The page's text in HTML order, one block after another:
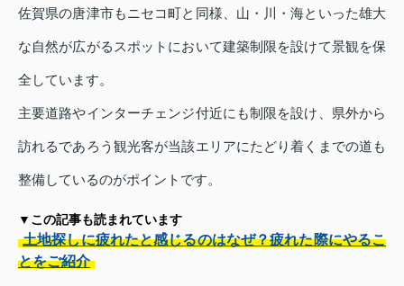
佐賀県の唐津市もニセコ町と同様、山・川・海といった雄大
な自然が広がるスポットにおいて建築制限を設けて景観を保
全しています。
主要道路やインターチェンジ付近にも制限を設け、県外から
訪れるであろう観光客が当該エリアにたどり着くまでの道も
整備しているのがポイントです。
▼この記事も読まれています
土地探しに疲れたと感じるのはなぜ？疲れた際にやるこ
とをご紹介